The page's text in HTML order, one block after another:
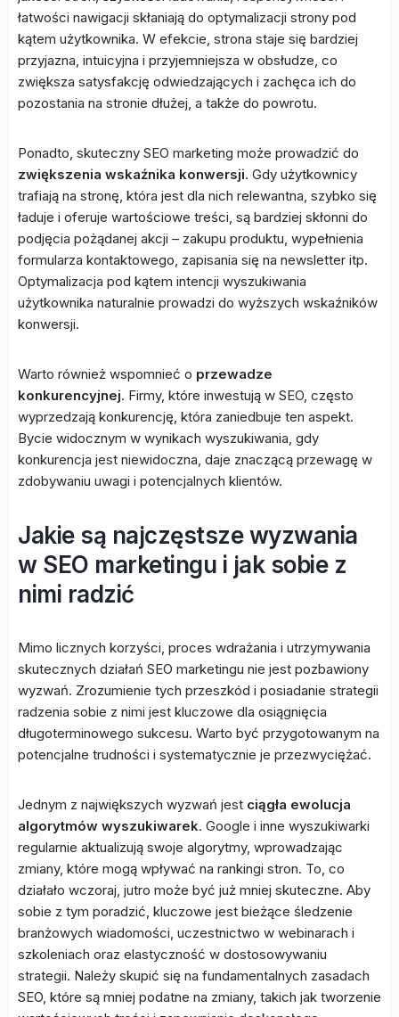
łatwości nawigacji skłaniają do optymalizacji strony pod
kątem użytkownika. W efekcie, strona staje się bardziej
przyjazna, intuicyjna i przyjemniejsza w obsłudze, co
zwiększa satysfakcję odwiedzających i zachęca ich do
pozostania na stronie dłużej, a także do powrotu.
Ponadto, skuteczny SEO marketing może prowadzić do
zwiększenia wskaźnika konwersji. Gdy użytkownicy
trafiają na stronę, która jest dla nich relewantna, szybko się
ładuje i oferuje wartościowe treści, są bardziej skłonni do
podjęcia pożądanej akcji – zakupu produktu, wypełnienia
formularza kontaktowego, zapisania się na newsletter itp.
Optymalizacja pod kątem intencji wyszukiwania
użytkownika naturalnie prowadzi do wyższych wskaźników
konwersji.
Warto również wspomnieć o przewadze
konkurencyjnej. Firmy, które inwestują w SEO, często
wyprzedzają konkurencję, która zaniedbuje ten aspekt.
Bycie widocznym w wynikach wyszukiwania, gdy
konkurencja jest niewidoczna, daje znaczącą przewagę w
zdobywaniu uwagi i potencjalnych klientów.
Jakie są najczęstsze wyzwania
w SEO marketingu i jak sobie z
nimi radzić
Mimo licznych korzyści, proces wdrażania i utrzymywania
skutecznych działań SEO marketingu nie jest pozbawiony
wyzwań. Zrozumienie tych przeszkód i posiadanie strategii
radzenia sobie z nimi jest kluczowe dla osiągnięcia
długoterminowego sukcesu. Warto być przygotowanym na
potencjalne trudności i systematycznie je przezwyciężać.
Jednym z największych wyzwań jest ciągła ewolucja
algorytmów wyszukiwarek. Google i inne wyszukiwarki
regularnie aktualizują swoje algorytmy, wprowadzając
zmiany, które mogą wpływać na rankingi stron. To, co
działało wczoraj, jutro może być już mniej skuteczne. Aby
sobie z tym poradzić, kluczowe jest bieżące śledzenie
branżowych wiadomości, uczestnictwo w webinarach i
szkoleniach oraz elastyczność w dostosowywaniu
strategii. Należy skupić się na fundamentalnych zasadach
SEO, które są mniej podatne na zmiany, takich jak tworzenie